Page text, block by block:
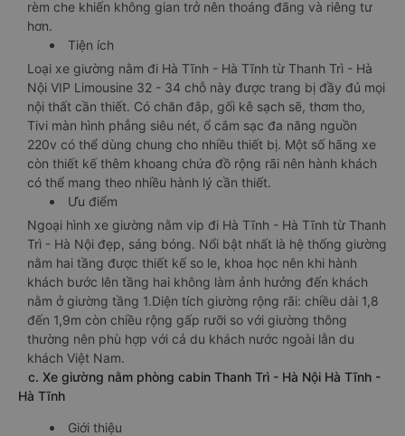
rèm che khiến không gian trở nên thoáng đãng và riêng tư
hơn.
Tiện ích
Loại xe giường nằm đi Hà Tĩnh - Hà Tĩnh từ Thanh Trì - Hà
Nội VIP Limousine 32 - 34 chỗ này được trang bị đầy đủ mọi
nội thất cần thiết. Có chăn đắp, gối kê sạch sẽ, thơm tho,
Tivi màn hình phẳng siêu nét, ổ cắm sạc đa năng nguồn
220v có thể dùng chung cho nhiều thiết bị. Một số hãng xe
còn thiết kế thêm khoang chứa đồ rộng rãi nên hành khách
có thể mang theo nhiều hành lý cần thiết.
Ưu điểm
Ngoại hình xe giường nằm vip đi Hà Tĩnh - Hà Tĩnh từ Thanh
Trì - Hà Nội đẹp, sáng bóng. Nổi bật nhất là hệ thống giường
nằm hai tầng được thiết kế so le, khoa học nên khi hành
khách bước lên tầng hai không làm ảnh hưởng đến khách
nằm ở giường tầng 1.Diện tích giường rộng rãi: chiều dài 1,8
đến 1,9m còn chiều rộng gấp rưỡi so với giường thông
thường nên phù hợp với cả du khách nước ngoài lẫn du
khách Việt Nam.
c. Xe giường nằm phòng cabin Thanh Trì - Hà Nội Hà Tĩnh -
Hà Tĩnh
Giới thiệu